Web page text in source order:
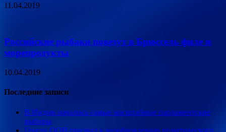
11.04.2019
Российские рыбаки повезут в Брюссель филе и
морепродукты
10.04.2019
Последние записи
В Индии начались самые масштабные парламентские
выборы
Генсек ООН призвал к возобновлению политического